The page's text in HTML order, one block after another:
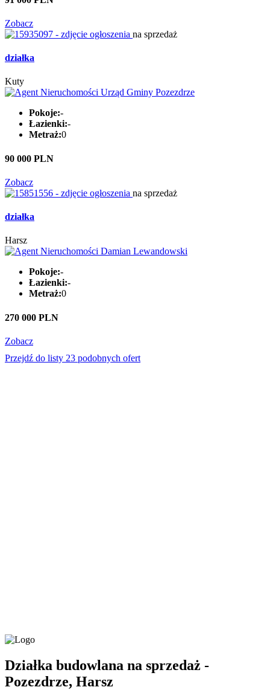
Zobacz
na sprzedaż
działka
Kuty
Pokoje:-
Łazienki:-
Metraż:0
90 000 PLN
Zobacz
na sprzedaż
działka
Harsz
Pokoje:-
Łazienki:-
Metraż:0
270 000 PLN
Zobacz
Przejdź do listy 23 podobnych ofert
Działka budowlana na sprzedaż -
Pozezdrze, Harsz